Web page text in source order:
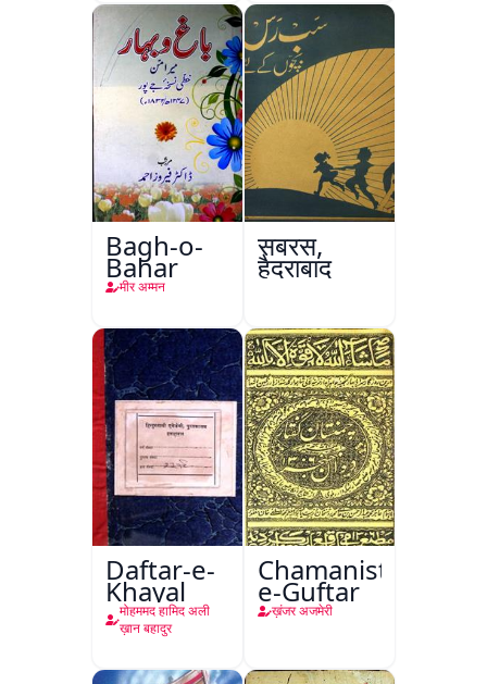
Bagh-o-
Bahar
मीर अम्मन
सबरस,
हैदराबाद
Daftar-e-
Khayal
मोहममद हामिद अली
ख़ान बहादुर
Chamanistan-
e-Guftar
ख़ंजर अजमेरी